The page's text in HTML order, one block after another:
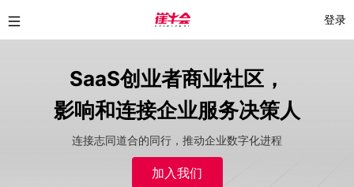
登录
SaaS创业者商业社区，
影响和连接企业服务决策人
连接志同道合的同行，推动企业数字化进程
加入我们